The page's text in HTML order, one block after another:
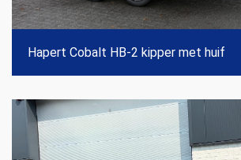
Hapert Cobalt HB-2 kipper met huif